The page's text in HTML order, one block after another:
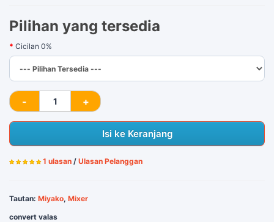
Pilihan yang tersedia
Cicilan 0%
Isi ke Keranjang
1 ulasan / Ulasan Pelanggan
Tautan: Miyako, Mixer
convert valas